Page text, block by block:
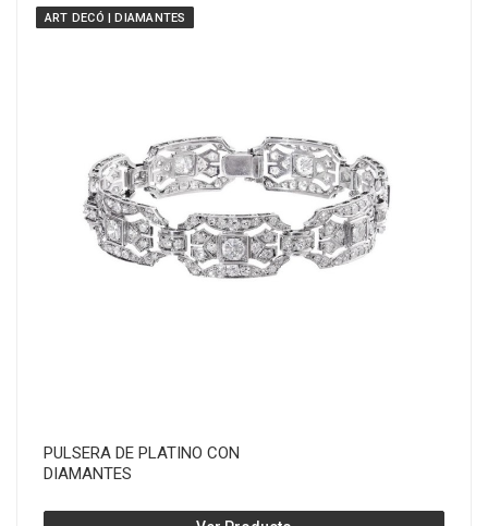
ART DECÓ | DIAMANTES
PULSERA DE PLATINO CON
DIAMANTES